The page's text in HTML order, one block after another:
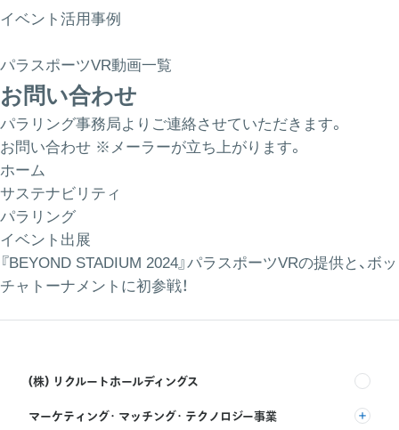
イベント活用事例
パラスポーツVR動画一覧
お問い合わせ
パラリング事務局よりご連絡させていただきます。
お問い合わせ ※メーラーが立ち上がります。
ホーム
サステナビリティ
パラリング
イベント出展
『BEYOND STADIUM 2024』パラスポーツVRの提供と、ボッ
チャトーナメントに初参戦！
(株) リクルートホールディングス
マーケティング・マッチング・テクノロジー事業